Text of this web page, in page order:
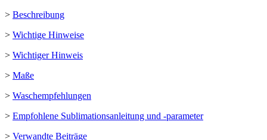
> Beschreibung
> Wichtige Hinweise
> Wichtiger Hinweis
> Maße
> Waschempfehlungen
> Empfohlene Sublimationsanleitung und -parameter
> Verwandte Beiträge